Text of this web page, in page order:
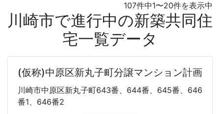
107件中1〜20件を表示中
川崎市で進行中の新築共同住
宅一覧データ
(仮称)中原区新丸子町分譲マンション計画
川崎市中原区新丸子町643番、644番、645番、646
番1、646番2